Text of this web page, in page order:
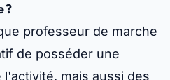
?
professeur de marche
de posséder une
l'activité, mais aussi des